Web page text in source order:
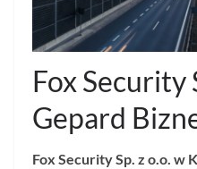
Fox Security
Gepard
Fox Security Sp. z o.o. w